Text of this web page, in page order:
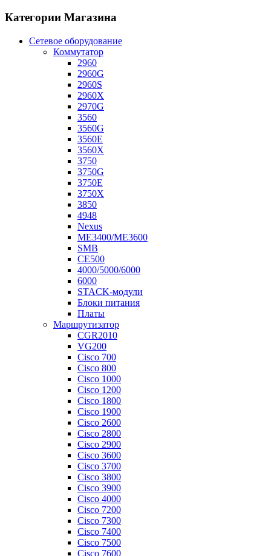
Категории Магазина
Сетевое оборудование
Коммутатор
2960
2960G
2960S
2960X
2970G
3560
3560G
3560E
3560X
3750
3750G
3750E
3750X
3850
4948
Nexus
ME3400/ME3600
SMB
CE500
4000/5000/6000
6000
STACK-модули
Блоки питания
Платы
Маршрутизатор
CGR2010
VG200
Cisco 700
Cisco 800
Cisco 1000
Cisco 1200
Cisco 1800
Cisco 1900
Cisco 2600
Cisco 2800
Cisco 2900
Cisco 3600
Cisco 3700
Cisco 3800
Cisco 3900
Cisco 4000
Cisco 7200
Cisco 7300
Cisco 7400
Cisco 7500
Cisco 7600